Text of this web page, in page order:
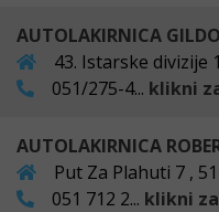
AUTOLAKIRNICA GILDO
43. Istarske
051/275-4... klikni
AUTOLAKIRNICA
Put Za Plahuti 7 ,
051 712 2... klikni